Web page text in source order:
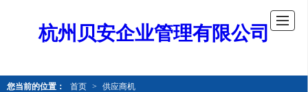
杭州贝安企业管理有限公司
您当前的位置： 首页 > 供应商机